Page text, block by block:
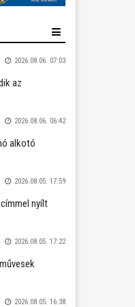
2026.08.06. 07:03
az
2026.08.06. 06:42
alkotó
2026.08.05. 17:59
nyílt
2026.08.05. 17:22
2026.08.05. 16:38